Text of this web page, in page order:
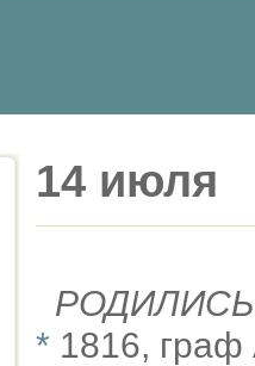
14 июля
РОДИЛИСЬ
* 1816, граф